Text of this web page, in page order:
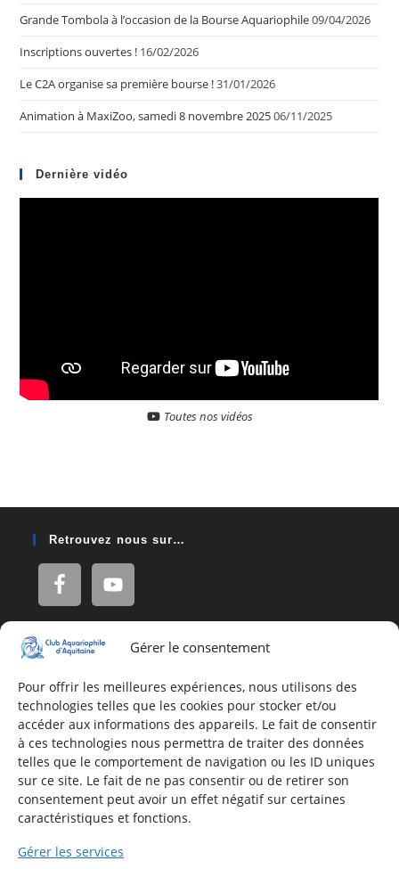
Gérer le consentement
Pour offrir les meilleures expériences, nous utilisons des
technologies telles que les cookies pour stocker et/ou
accéder aux informations des appareils. Le fait de consentir
à ces technologies nous permettra de traiter des données
telles que le comportement de navigation ou les ID uniques
sur ce site. Le fait de ne pas consentir ou de retirer son
consentement peut avoir un effet négatif sur certaines
caractéristiques et fonctions.
Gérer les services
Grande Tombola à l’occasion de la Bourse Aquariophile09/04/2026
Inscriptions ouvertes ! 16/02/2026
Le C2A organise sa première bourse !31/01/2026
Animation à MaxiZoo, samedi 8 novembre 202506/11/2025
Dernière vidéo
Toutes nos vidéos
Retrouvez nous sur…
Adresse
16, Rue Léon Blum
33140 Villenave d'Ornon
Nous contacter
Formulaire de contact
E-mail